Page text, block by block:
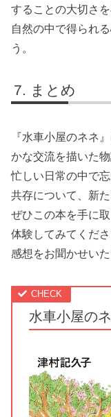
することの大切さ
自然の中で得られ
う。
まとめ
『水車小屋のネネ
かな交流を描いた物
忙しい日常の中で
共存について、新
ぜひこの本を手に
体験してみてくださ
感想をお聞かせい
水車小屋の